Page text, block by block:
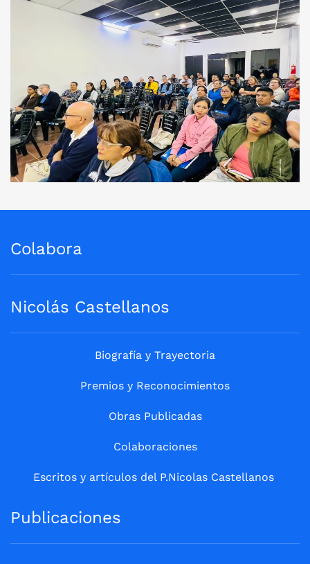
Ver Imagen
Colabora
Nicolás Castellanos
Biografía y Trayectoria
Premios y Reconocimientos
Obras Publicadas
Colaboraciones
Escritos y artículos del P.Nicolas Castellanos
Publicaciones